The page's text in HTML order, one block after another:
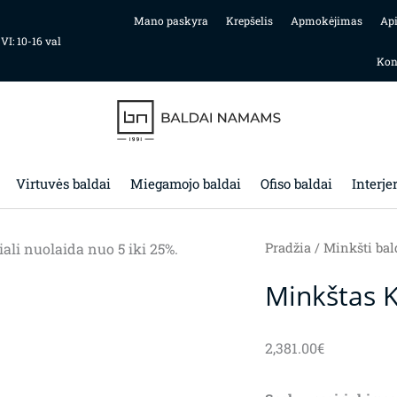
10-16 val
Mano paskyra Krepšelis Apmokėjimas
Virtuvės baldai Miegamojo baldai Ofiso baldai
nuolaida nuo 5 iki 25%. Pradžia/ Minkšti
Minkštas
2,381.00€